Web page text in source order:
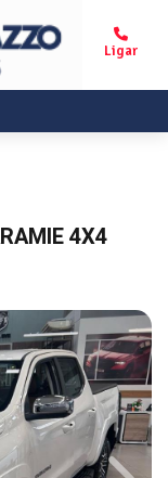
4X4